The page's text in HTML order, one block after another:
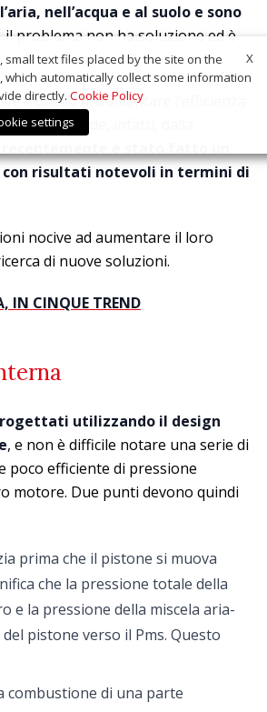
nell’acqua e al suolo e sono
il problema non ha soluzione ed è
è quello di aumentare l’efficienza
dipende, infatti, dalla
risultati notevoli in termini di
nocive ad aumentare il loro
di nuove soluzioni.
IN CINQUE TREND
utilizzando il design
, e non è difficile notare una serie di
poco efficiente di pressione
motore. Due punti devono quindi
prima che il pistone si muova
che la pressione totale della
e la pressione della miscela aria-
pistone verso il Pms. Questo
combustione di una parte
X
small text files placed by the site on the
automatically collect some information
directly. Cookie Policy
settings